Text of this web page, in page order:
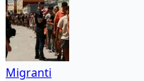
Migranti